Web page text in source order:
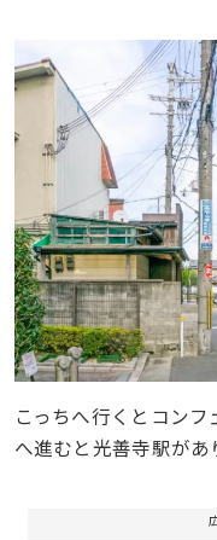
こっちへ行くとコン
へ進むと光善寺駅があ